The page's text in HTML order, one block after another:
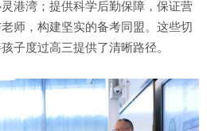
港湾；提供科学后勤保障，保证营
师，构建坚实的备考同盟。这些切
子度过高三提供了清晰路径。